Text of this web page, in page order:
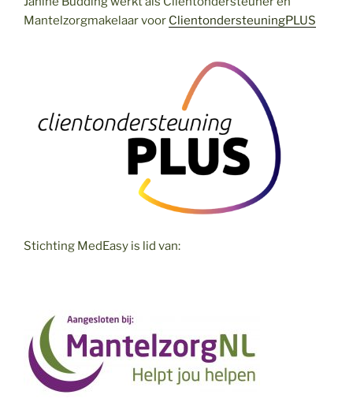
Mantelzorgmakelaar voor ClientondersteuningPLUS
Stichting MedEasy is lid van: